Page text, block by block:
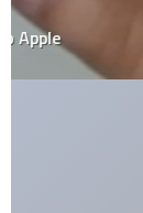
La (m)Apple